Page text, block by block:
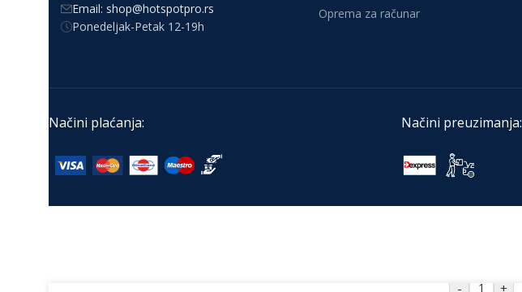
Email: shop@hotspotpro.rs
Ponedeljak-Petak 12-19h
Oprema za računar
Načini plaćanja: Načini preuzimanja:
- +